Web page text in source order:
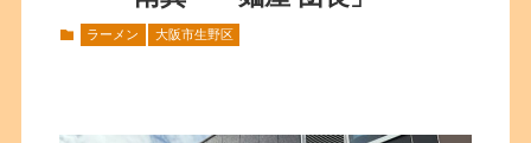
ラーメン 大阪市生野区